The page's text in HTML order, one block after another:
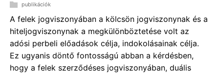
publikációk
A felek jogviszonyában a kölcsön jogviszonynak és a
hiteljogviszonynak a megkülönböztetése volt az
adósi perbeli előadások célja, indokolásainak célja.
Ez ugyanis döntő fontosságú abban a kérdésben,
hogy a felek szerződéses jogviszonyában, duális